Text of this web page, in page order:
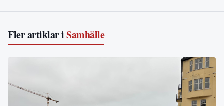
Fler artiklar iSamhälle